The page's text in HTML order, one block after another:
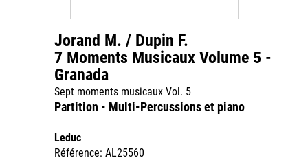
Jorand M. / Dupin F.
7 Moments Musicaux Volume 5 -
Granada
Sept moments musicaux Vol. 5
Partition - Multi-Percussions et piano
Leduc
Référence: AL25560